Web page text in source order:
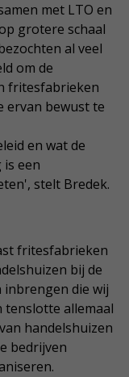
met LTO en
grotere schaal
al veel
om de
fritesfabrieken
ervan bewust te
en wat de
een
stelt Bredek.
fritesfabrieken
bij de
die wij
tenslotte allemaal
handelshuizen
bedrijven